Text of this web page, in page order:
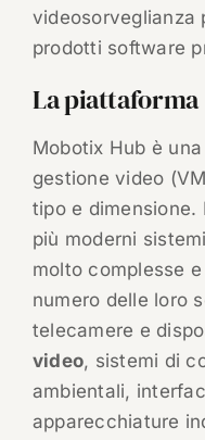
videosorveglianza
prodotti software
La piattaforma
Mobotix Hub è
gestione video
tipo e
più moderni
molto complesse
numero delle loro
telecamere e
video, sistemi di
ambientali,
apparecchiature